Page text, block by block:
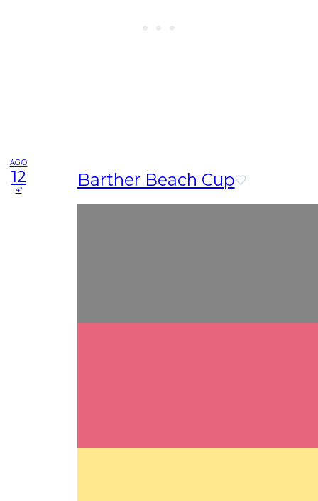
AGO
12
4ª Barther Beach Cup